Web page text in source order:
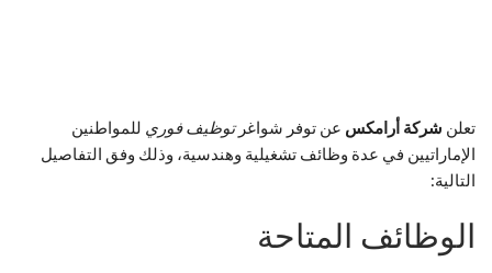
تعلن شركة أرامكس عن توفر شواغرتوظيف فوري للمواطنين
الإماراتيين في عدة وظائف تشغيلية وهندسية، وذلك وفق التفاصيل
التالية:
الوظائف المتاحة